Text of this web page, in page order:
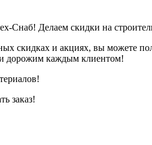
Снаб! Делаем скидки на
скидках и акциях, вы можете
дорожим каждым клиентом!
заказ!